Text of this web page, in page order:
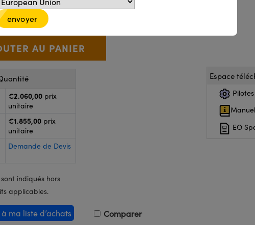
the plus and minus buttons to adjust the quantity.
+ €2.060,00
€2.060,00 prix
unitaire
€1.855,00 prix
unitaire
Demande de Devis
indiqués hors
applicables.
ma liste d’achats Comparer
Espace
Pilotes
EO
envoyer